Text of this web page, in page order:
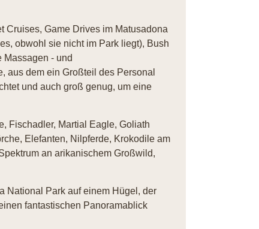
Cruises, Game Drives im Matusadona
obwohl sie nicht im Park liegt), Bush
Massagen - und
aus dem ein Großteil des Personal
und auch groß genug, um eine
Fischadler, Martial Eagle, Goliath
Elefanten, Nilpferde, Krokodile am
an arikanischem Großwild,
National Park auf einem Hügel, der
fantastischen Panoramablick